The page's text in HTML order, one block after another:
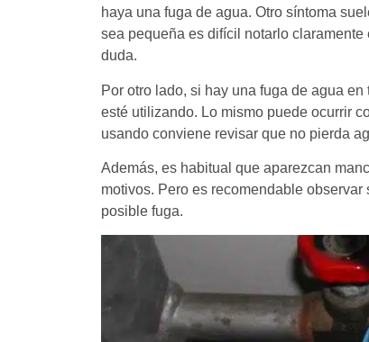
haya una fuga de agua. Otro síntoma
sea pequeña es difícil notarlo
duda.
Por otro lado, si hay una fuga de agua
esté utilizando. Lo mismo puede ocurrir
usando conviene revisar que no pierda
Además, es habitual que aparezcan
motivos. Pero es recomendable
posible fuga.